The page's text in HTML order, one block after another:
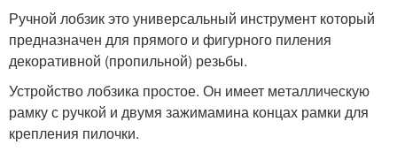
Ручной лобзик это универсальный инструмент который
предназначен для прямого и фигурного пиления
декоративной (пропильной) резьбы.
Устройство лобзика простое. Он имеет ме­таллическую
рамку с ручкой и двумя зажимамина концах рамки для
крепления пилочки.